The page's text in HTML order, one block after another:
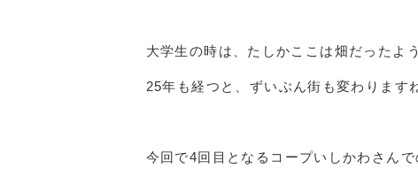
大学生の時は、たしかここは畑だったよ
25年も経つと、ずいぶん街も変わります
今回で4回目となるコープいしかわさんで